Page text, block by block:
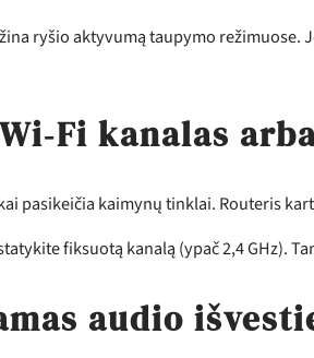
ryšio aktyvumą taupymo
kanalas
pasikeičia kaimynų tinklai. Routeris
fiksuotą kanalą (ypač 2,4 GHz).
audio